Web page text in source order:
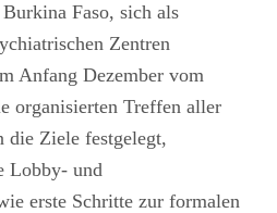
Faso, sich als
Zentren
Anfang Dezember vom
organisierten Treffen aller
die Ziele festgelegt,
Lobby- und
erste Schritte zur formalen